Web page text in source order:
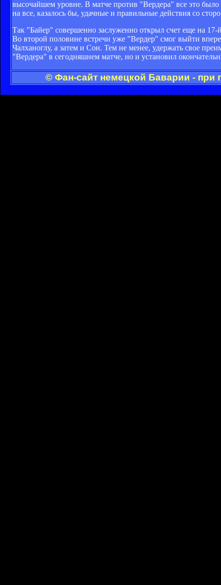
высочайшем уровне. В матче против "Вердера" все это было
на все, казалось бы, удачные и правильные действия со
Так "Байер" совершенно заслуженно открыл счет еще на
Во второй половине встречи уже "Вердер" смог выйти
Чалханоглу, а затем и Сон. Тем не менее, удержать свое
"Вердера" в сегодняшнем матче, но и установил
© Фан-сайт немецкой Баварии - при